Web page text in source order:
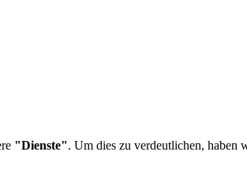
"Dienste". Um dies zu verdeutlichen, haben